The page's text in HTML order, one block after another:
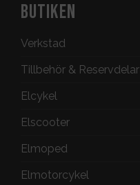
BUTIKEN
Verkstad
Tillbehör & Reservdelar
Elcykel
Elscooter
Elmoped
Elmotorcykel